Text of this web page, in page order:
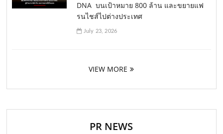
DNA บนเป้าหมาย 800 ล้าน และขยายแฟ
รนไชส์ไปต่างประเทศ
July 23, 2026
VIEW MORE
PR NEWS